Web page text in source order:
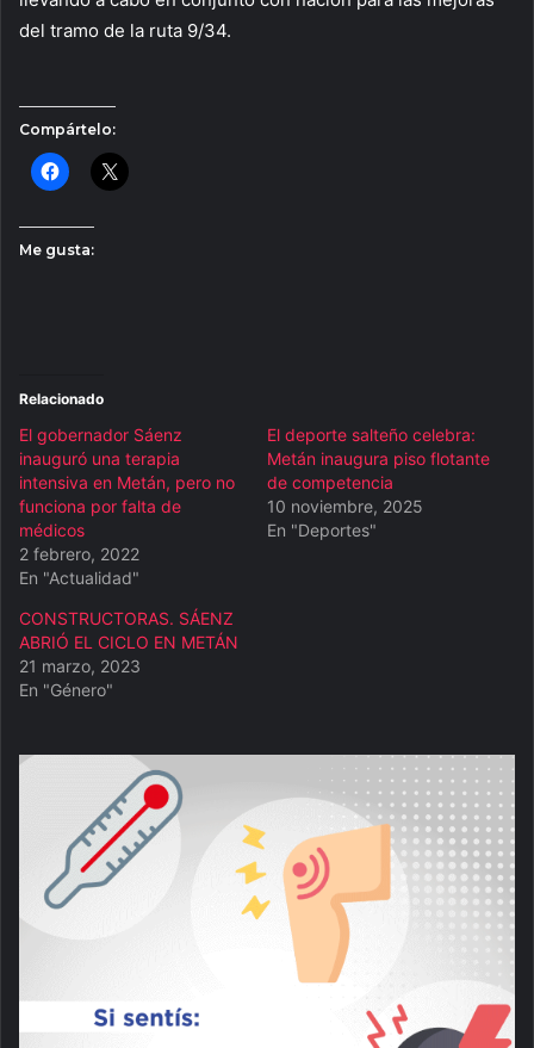
del tramo de la ruta 9/34.
Compártelo:
Me gusta:
Relacionado
El gobernador Sáenz
inauguró una terapia
intensiva en Metán, pero no
funciona por falta de
médicos
2 febrero, 2022
En "Actualidad"
El deporte salteño celebra:
Metán inaugura piso flotante
de competencia
10 noviembre, 2025
En "Deportes"
CONSTRUCTORAS. SÁENZ
ABRIÓ EL CICLO EN METÁN
21 marzo, 2023
En "Género"